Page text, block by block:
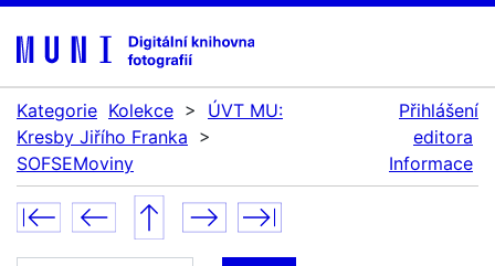
Kategorie Kolekce >
ÚVT MU:
Kresby Jiřího Franka >
SOFSEMoviny
Přihlášení
editora
Informace